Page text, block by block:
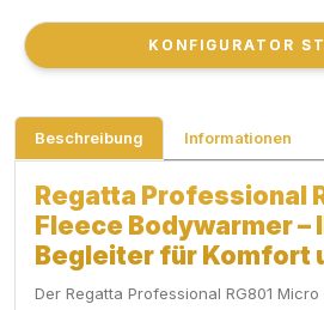
KONFIGURATOR
KONFIGURATOR
Beschreibung Informationen
Regatta Professional
Fleece Bodywarmer
Begleiter für Komfort
Der Regatta Professional RG801